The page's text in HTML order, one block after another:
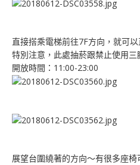
直接搭乘電梯前往7F方向，就可
特別注意，此處抽菸跟禁止使用三
開放時間：11:00-23:00
展望台圍繞著的方向～有很多座